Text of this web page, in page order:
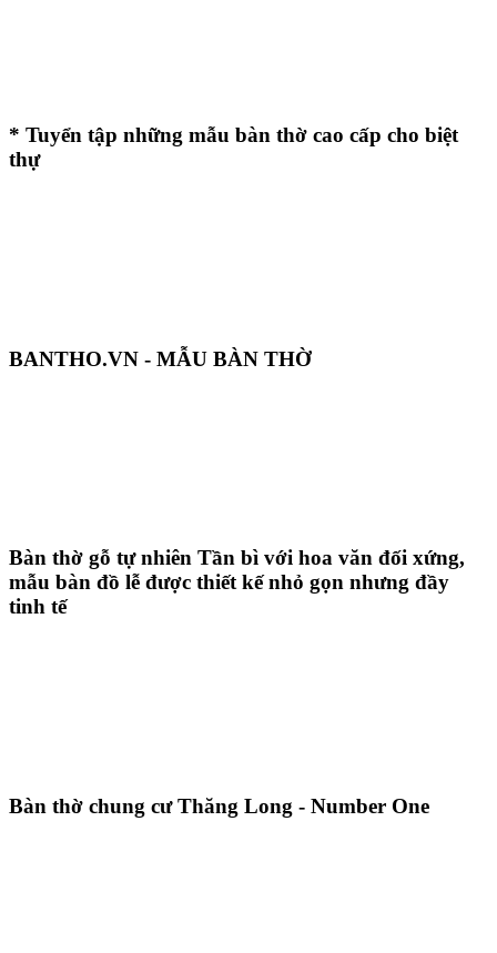
* Tuyển tập những mẫu bàn thờ cao cấp cho biệt
thự
BANTHO.VN - MẪU BÀN THỜ
Bàn thờ gỗ tự nhiên Tần bì với hoa văn đối xứng,
mẫu bàn đồ lễ được thiết kế nhỏ gọn nhưng đầy
tinh tế
Bàn thờ chung cư Thăng Long - Number One